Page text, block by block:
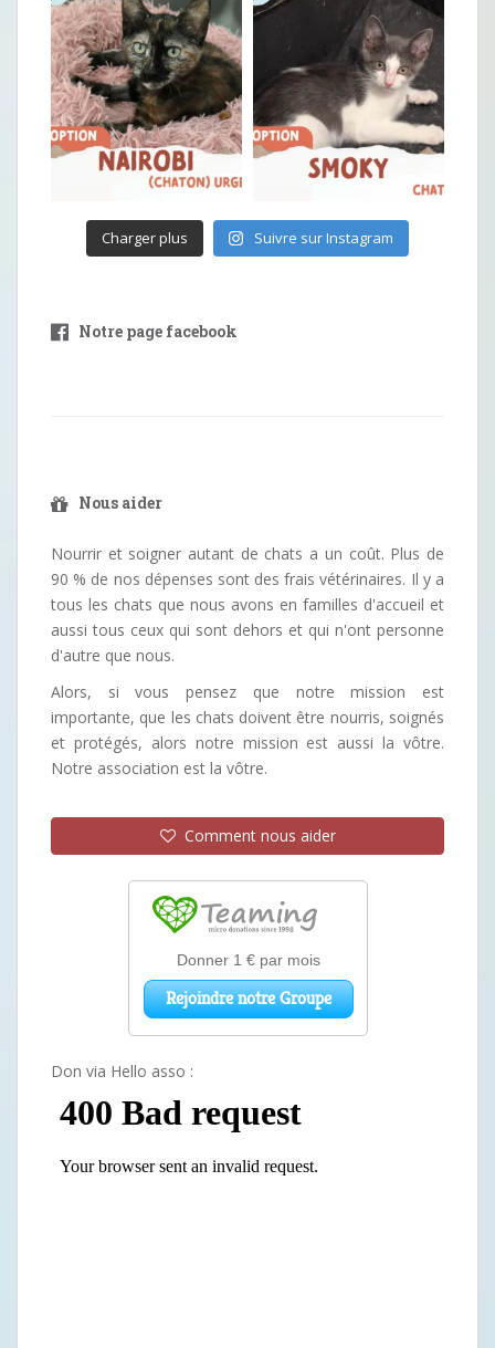
Charger plus Suivre sur Instagram
Notre page facebook
Nous aider
Nourrir et soigner autant de chats a un coût. Plus de
90 % de nos dépenses sont des frais vétérinaires. Il y a
tous les chats que nous avons en familles d'accueil et
aussi tous ceux qui sont dehors et qui n'ont personne
d'autre que nous.
Alors, si vous pensez que notre mission est
importante, que les chats doivent être nourris, soignés
et protégés, alors notre mission est aussi la vôtre.
Notre association est la vôtre.
Comment nous aider
Don via Hello asso :